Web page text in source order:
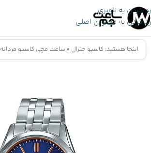
رد کردن به ناوبری
رد کردن به محتوای اصلی
اینجا هستید: کاسیو جنرال » ساعت مچی کاسیو مردانه MTP-1335D-2A2